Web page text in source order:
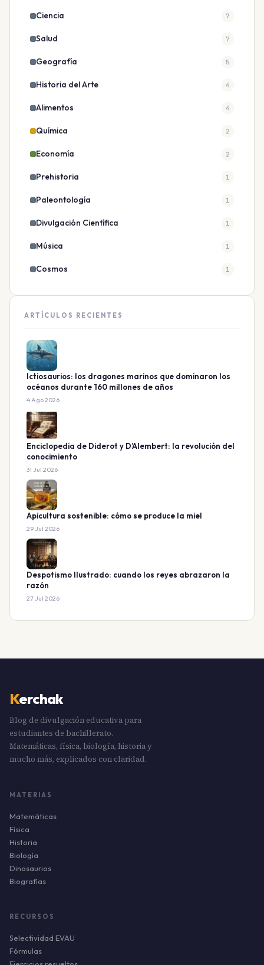
Ciencia 7
Salud 7
Geografía 5
Historia del Arte 4
Alimentos 4
Química 2
Economía 2
Prehistoria 1
Paleontología 1
Divulgación Científica 1
Música 1
Cosmos 1
ARTÍCULOS RECIENTES
Ictiosaurios: los dragones marinos que dominaron los
océanos durante 160 millones de años
4 Ago 2026
Enciclopedia de Diderot y D’Alembert: la revolución del
conocimiento
31 Jul 2026
Apicultura sostenible: cómo se produce la miel
29 Jul 2026
Despotismo Ilustrado: cuando los reyes abrazaron la
razón
27 Jul 2026
Kerchak
Blog de divulgación educativa para
estudiantes de bachillerato.
Matemáticas, física, biología, historia y
mucho más, explicados con claridad.
MATERIAS
Matemáticas
Física
Historia
Biología
Dinosaurios
Biografías
RECURSOS
Selectividad EVAU
Fórmulas